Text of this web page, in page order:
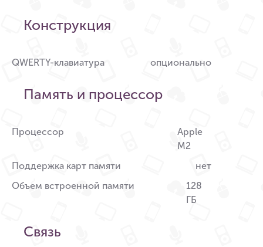
Конструкция
QWERTY-клавиатура опционально
Память и процессор
Процессор
Apple
M2
Поддержка карт памяти
нет
Объем встроенной памяти
128
ГБ
Связь